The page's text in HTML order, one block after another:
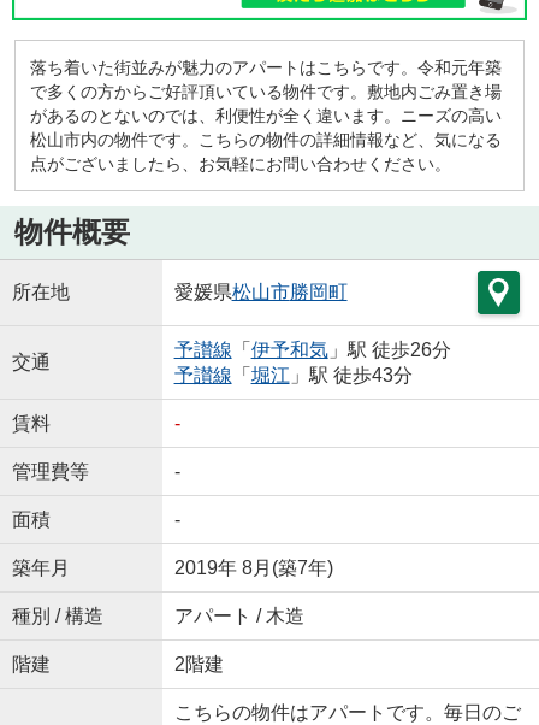
落ち着いた街並みが魅力のアパートはこちらです。令和元年築
で多くの方からご好評頂いている物件です。敷地内ごみ置き場
があるのとないのでは、利便性が全く違います。ニーズの高い
松山市内の物件です。こちらの物件の詳細情報など、気になる
点がございましたら、お気軽にお問い合わせください。
物件概要
所在地 愛媛県松山市勝岡町
交通
予讃線 「 伊予和気」駅 徒歩26分
予讃線 「 堀江 」駅 徒歩43分
賃料 -
管理費等 -
面積 -
築年月 2019年 8月(築7年)
種別 / 構造 アパート / 木造
階建 2階建
こちらの物件はアパートです。毎日のご